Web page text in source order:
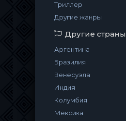
Триллер
Другие жанры
Другие страны
Аргентина
Бразилия
Венесуэла
Индия
Колумбия
Мексика